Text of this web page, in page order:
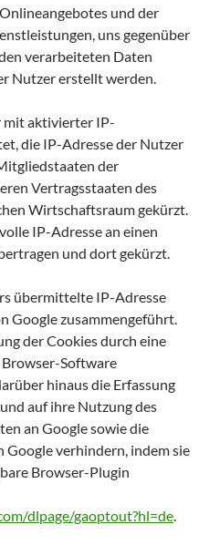
und der
uns gegenüber
verarbeiteten Daten
Nutzer erstellt werden.
mit aktivierter IP-
die IP-Adresse der Nutzer
der
Vertragsstaaten des
Wirtschaftsraum gekürzt.
IP-Adresse an einen
und dort gekürzt.
übermittelte IP-Adresse
Google zusammengeführt.
der Cookies durch eine
Software
hinaus die Erfassung
auf ihre Nutzung des
an Google sowie die
verhindern, indem sie
Browser-Plugin
dlpage/gaoptout?hl=de.